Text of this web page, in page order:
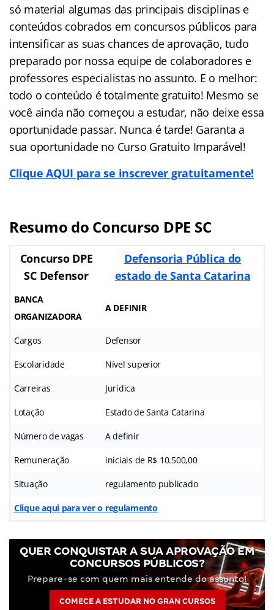
só material algumas das principais disciplinas e
conteúdos cobrados em concursos públicos para
intensificar as suas chances de aprovação, tudo
preparado por nossa equipe de colaboradores e
professores especialistas no assunto. E o melhor:
todo o conteúdo é totalmente gratuito! Mesmo se
você ainda não começou a estudar, não deixe essa
oportunidade passar. Nunca é tarde! Garanta a
sua oportunidade no Curso Gratuito Imparável!
Clique AQUI para se inscrever gratuitamente!
Resumo do Concurso DPE SC
Concurso DPE
SC Defensor
Defensoria Pública do
estado de Santa Catarina
BANCA
ORGANIZADORA
A DEFINIR
Cargos Defensor
Escolaridade Nível superior
Carreiras Jurídica
Lotação Estado de Santa Catarina
Número de vagas A definir
Remuneração iniciais de R$ 10.500,00
Situação regulamento publicado
Clique aqui para ver o regulamento
QUER CONQUISTAR A SUA APROVAÇÃO EM
CONCURSOS PÚBLICOS?
Prepare-se com quem mais entende do assunto!
COMECE A ESTUDAR NO GRAN CURSOS